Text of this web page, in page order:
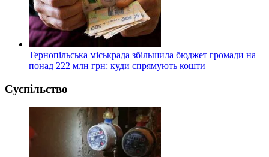
Тернопільська міськрада збільшила бюджет громади на
понад 222 млн грн: куди спрямують кошти
Суспільство